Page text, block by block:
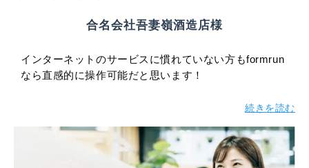
合名会社吾妻嶺酒造店様
インターネットのサービスに慣れていない方もformrun
なら直感的に操作可能だと思います！
続きを読む